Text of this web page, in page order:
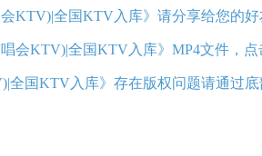
KTV)|全国KTV入库》请分享给您的好
会KTV)|全国KTV入库》MP4文件，点
全国KTV入库》存在版权问题请通过底